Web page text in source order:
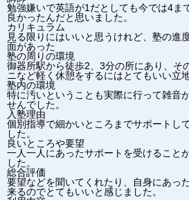
勉強嫌いで英語が1だとしても今では4ま
良かったんだと思いました。
カリキュラム
見る限りにはいいと思うけれど、塾の進
面があった
塾の周りの環境
御器所駅から徒歩2、3分の所にあり、そ
ニなど軽く休憩をするにはとてもいい立
塾内の環境
特に汚いということも実際に行って雑音
せんでした。
入塾理由
個別指導で細かいところまでサポートし
した。
良いところや要望
一人一人にあったサポートを受けること
した。
総合評価
要望などを聞いてくれたり、自身にあっ
来るのでとてもいいと感じました。